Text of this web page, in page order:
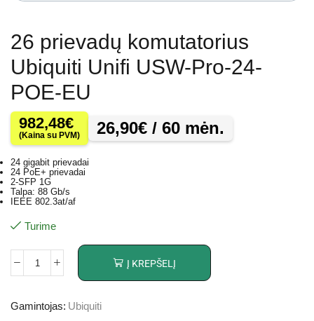
26 prievadų komutatorius
Ubiquiti Unifi USW-Pro-24-
POE-EU
982,48€
(Kaina su PVM) 26,90€ / 60 mėn.
24 gigabit prievadai
24 PoE+ prievadai
2-SFP 1G
Talpa: 88 Gb/s
IEEE 802.3at/af
Turime
Į KREPŠELĮ
Gamintojas: Ubiquiti